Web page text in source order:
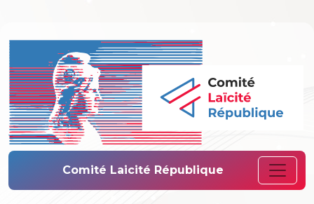
Comité Laïcité
Comité Laicité République